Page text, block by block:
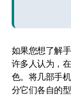
如果您想了解
许多人认为，
色。将几部手
分它们各自的